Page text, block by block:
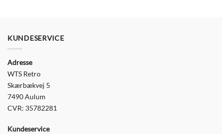
KUNDESERVICE
Adresse
WTS Retro
Skærbækvej 5
7490 Aulum
CVR: 35782281
Kundeservice